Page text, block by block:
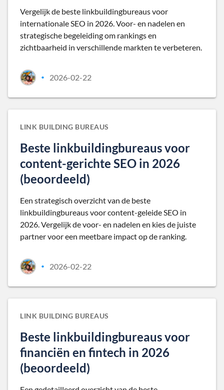
Vergelijk de beste linkbuildingbureaus voor
internationale SEO in 2026. Voor- en nadelen en
strategische begeleiding om rankings en
zichtbaarheid in verschillende markten te verbeteren.
• 2026-02-22
LINK BUILDING BUREAUS
Beste linkbuildingbureaus voor
content-gerichte SEO in 2026
(beoordeeld)
Een strategisch overzicht van de beste
linkbuildingbureaus voor content-geleide SEO in
2026. Vergelijk de voor- en nadelen en kies de juiste
partner voor een meetbare impact op de ranking.
• 2026-02-22
LINK BUILDING BUREAUS
Beste linkbuildingbureaus voor
financiën en fintech in 2026
(beoordeeld)